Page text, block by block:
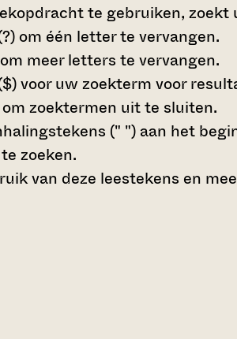
te gebruiken,
om één letter te vervangen.
om meer letters te vervangen.
voor uw zoekterm voor
om zoektermen uit te sluiten.
(" ") aan het
zoeken.
van deze leestekens en